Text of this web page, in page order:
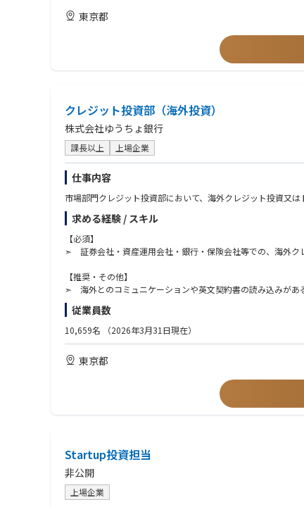
■ 認可申請フェーズにおける商品・規制書類作成
• 業務委託アクチュアリー・コンサルティング会社と連携し
• 認可申請書類のうちアンダーライティング関連セクションの
■ 認可取得後のアンダーライティング・商品開発
（アンダーライティング業務）
• 旅行保険商品の日常的なアンダーライティング業務
• リスク評価、引受条件の決定、アンダーライティング判断
• 約款・特約条項・商品関連書類の維持・更新
• アンダーライティング実績（損害率・保険料動向）のモニタ
（商品開発・商品改定）
• 日本市場向け旅行保険新商品の開発主導
• 市場動向・規制変更・事業ニーズに応じた商品改定の企画・実
• アクチュアリーと連携したプライシング・料率見直し・商品
• 新商品・商品変更に関する金融庁への届出書類の作成・提出
（プライシング・アクチュアリアル連携）
• 業務委託アクチュアリーと連携した保険料率の算定・プライ
• 料率届出書類・関連資料の作成
（規制対応・コンプライアンス）
• 全商品・引受実務の金融庁規制・ガイドラインへの適合確認
• 旅行保険商品に影響する規制変更の継続的な把握
• リージョナルChief Insurance Officer・グローバルアンダー
• 営業・販売部門との連携（商品ポジショニング・市場フィー
【レポートライン】
• 日本語ネイティブレベル／英語ビジネスレベル（リージョン
• 旅行保険・傷害保険・医療保険のアンダーライティング経験
• 金融庁への規制届出（商品認可・料率届出等）の作成経験
• 旅行保険に関する再保険ストラクチャーの知識
【求める人物像】
• 自ら手を動かす「Doer」マインド — 約款ドラフト、料率算
• 書類・計算における正確性へのこだわり
• 将来的に日本のアンダーライティングチームを率いるリーダ
• 旅行保険の商品設計・マーケットダイナミクスに対する知的好
• 外部専門家（アクチュアリー、コンサルタント）と効果的に
• 変化の多い環境で柔軟に対応し、自律的に業務を推進できる方
東京都
クレジット投資部（海外投資）
株式会社ゆうちょ銀行
課長以上 上場企業
仕事内容
市場部門クレジット投資部において、海外クレジット投資又
求める経験 / スキル
【必須】
➣ 証券会社・資産運用会社・銀行・保険会社等での、海外ク
【推奨・その他】
➣ 海外とのコミュニケーションや英文契約書の読み込みがあ
➣ 証券アナリスト
➣ 英語中級～上級レベル
➣ マーケット経験のほか、企業分析経験もあれば尚良し
従業員数
10,659名 （2026年3月31日現在）
東京都
Startup投資担当
非公開
上場企業